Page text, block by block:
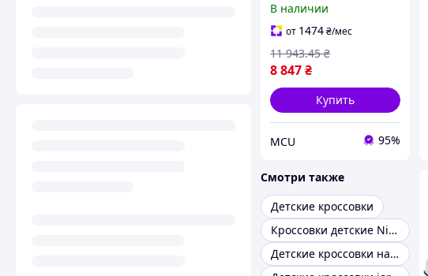
Jordan 3 RETRO (GS)
Georgetown 398614-401
В наличии
от 1474₴/мес
8 847₴
11 943.45 ₴
Купить
MCU 95%
Смотри также
Детские кроссовки
Кроссовки детские Nike
Детские кроссовки найк для малышей